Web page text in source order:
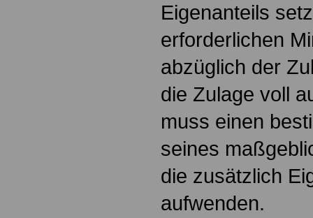
Eigenanteils
erforderlichen
abzüglich der
die Zulage voll
muss einen
seines
die zusätzlich
aufwenden.